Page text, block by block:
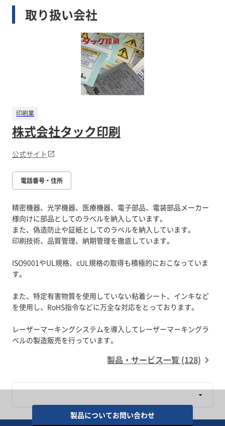
取り扱い会社
印刷業
株式会社タック印刷
公式サイト
電話番号・住所
精密機器、光学機器、医療機器、電子部品、電装部品メーカー
様向けに部品としてのラベルを納入しています。
また、偽造防止や証紙としてのラベルを納入しています。
印刷技術、品質管理、納期管理を徹底しています。
ISO9001やUL規格、cUL規格の取得も積極的におこなっていま
す。
また、特定有害物質を使用していない粘着シート、インキなど
を使用し、RoHS指令などに万全な対応をとっております。
レーザーマーキングシステムを導入してレーザーマーキングラ
製品・サービス一覧 (128)
製品についてお問い合わせ